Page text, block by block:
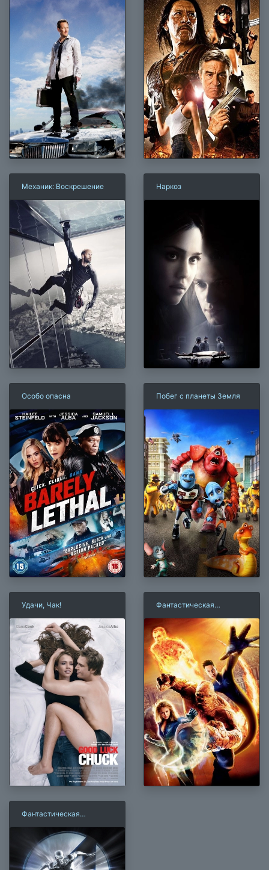
Механик: Воскрешение Наркоз
Особо опасна Побег с планеты Земля
Удачи, Чак!
Фантастическая
Фантастическая
Серебряного Серфера